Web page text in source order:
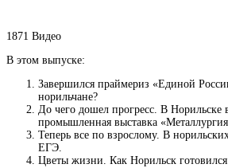
1871 Видео
В этом выпуске:
Завершился праймериз «Единой
норильчане?
До чего дошел прогресс. В Норильске
промышленная выставка
Теперь все по взрослому. В
ЕГЭ.
Цветы жизни. Как Норильск